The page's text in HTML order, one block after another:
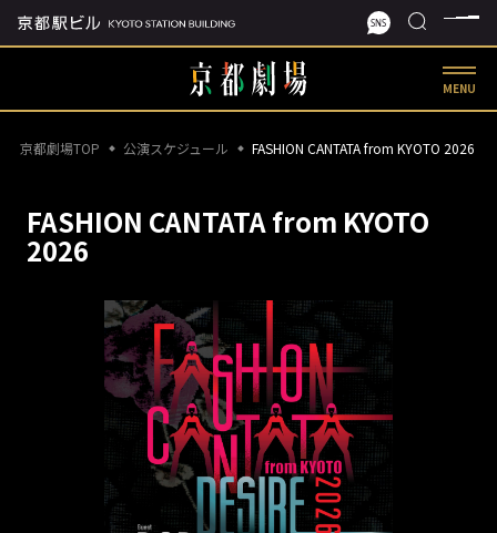
MENU
京都劇場TOP 公演スケジュール FASHION CANTATA from KYOTO 2026
FASHION CANTATA from KYOTO
2026